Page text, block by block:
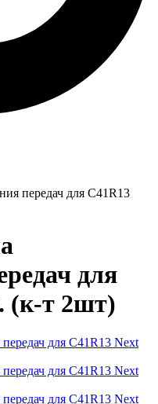
передач для C41R13
для
(к-т 2шт)